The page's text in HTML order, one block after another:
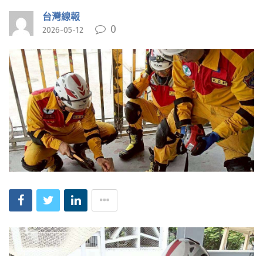
台灣線報
2026-05-12 0